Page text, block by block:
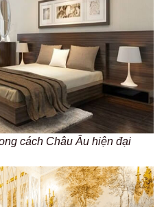
cách Châu Âu hiện đại